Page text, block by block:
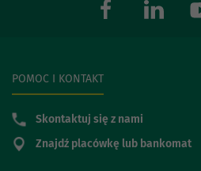
POMOC I KONTAKT
Skontaktuj się z nami
Znajdź placówkę lub bankomat